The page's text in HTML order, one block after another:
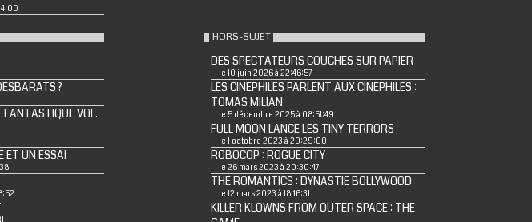
?
VOL.
ET UN ESSAI
HORS-SUJET
DES SPECTATEURS COUCHES SUR PAPIER
le 10 juin 2026 à 22:46:57
LES CINEPHILES PARLENT AUX CINEPHILES :
TOMAS MILIAN
le 5 décembre 2025 à 08:51:49
FULL MOON LANCE LES TINY TERRORS
le 1 octobre 2023 à 20:29:00
ROBOCOP : ROGUE CITY
le 26 mars 2023 à 20:30:47
THE ROMANTICS : DYNASTIE BOLLYWOOD
le 12 mars 2023 à 18:16:31
KILLER KLOWNS FROM OUTER SPACE : THE